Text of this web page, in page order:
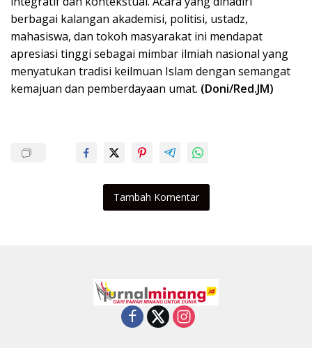
berbagai kalangan akademisi, politisi, ustadz,
mahasiswa, dan tokoh masyarakat ini mendapat
apresiasi tinggi sebagai mimbar ilmiah nasional yang
menyatukan tradisi keilmuan Islam dengan semangat
kemajuan dan pemberdayaan umat. (Doni/Red.JM)
Tambah Komentar